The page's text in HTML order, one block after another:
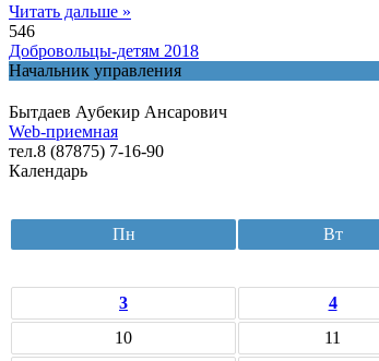
Читать дальше »
546
Добровольцы-детям 2018
Начальник управления
Бытдаев Аубекир Ансарович
Web-приемная
тел.8 (87875) 7-16-90
Календарь
Пн Вт
3
4
10
11